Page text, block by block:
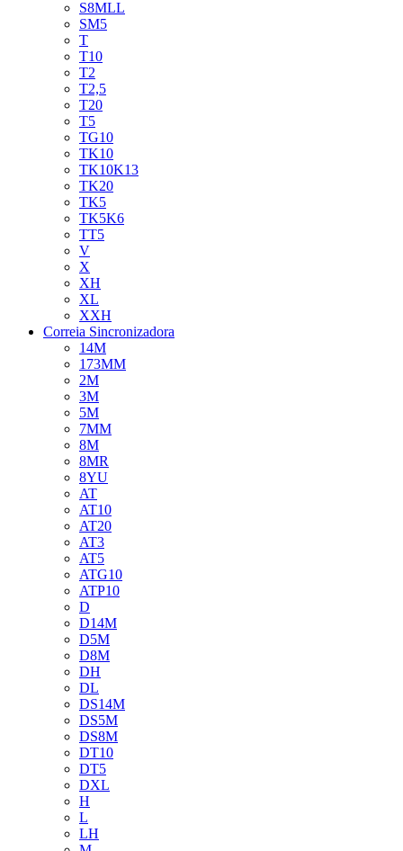
S8MLL
SM5
T
T10
T2
T2,5
T20
T5
TG10
TK10
TK10K13
TK20
TK5
TK5K6
TT5
V
X
XH
XL
XXH
Correia Sincronizadora
14M
173MM
2M
3M
5M
7MM
8M
8MR
8YU
AT
AT10
AT20
AT3
AT5
ATG10
ATP10
D
D14M
D5M
D8M
DH
DL
DS14M
DS5M
DS8M
DT10
DT5
DXL
H
L
LH